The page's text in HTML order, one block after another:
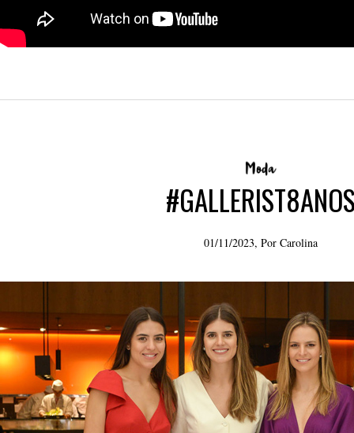
01/11/2023, Por Carolina